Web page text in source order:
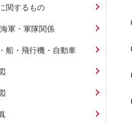
関するもの
軍・軍隊関係
船・飛行機・自動車